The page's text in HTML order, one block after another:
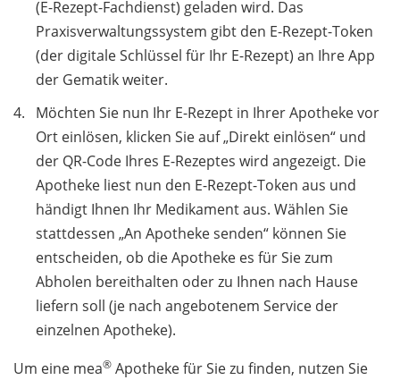
(E-Rezept-Fachdienst) geladen wird. Das
Praxisverwaltungssystem gibt den E-Rezept-Token
(der digitale Schlüssel für Ihr E-Rezept) an Ihre App
der Gematik weiter.
Möchten Sie nun Ihr E-Rezept in Ihrer Apotheke vor
Ort einlösen, klicken Sie auf „Direkt einlösen“ und
der QR-Code Ihres E-Rezeptes wird angezeigt. Die
Apotheke liest nun den E-Rezept-Token aus und
händigt Ihnen Ihr Medikament aus. Wählen Sie
stattdessen „An Apotheke senden“ können Sie
entscheiden, ob die Apotheke es für Sie zum
Abholen bereithalten oder zu Ihnen nach Hause
liefern soll (je nach angebotenem Service der
einzelnen Apotheke).
Um eine mea® Apotheke für Sie zu finden, nutzen Sie